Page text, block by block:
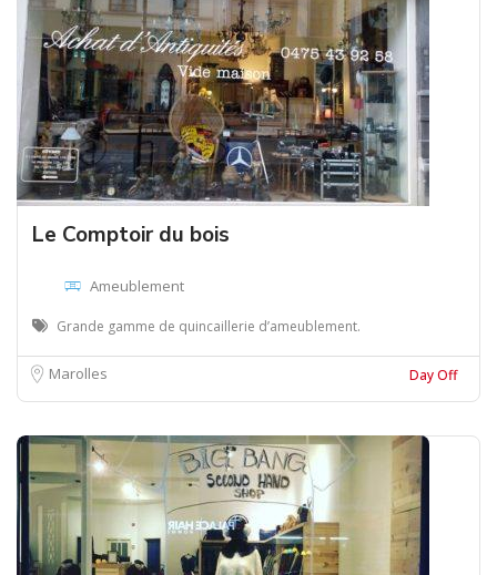
Le Comptoir du bois
Ameublement
Grande gamme de quincaillerie d’ameublement.
Marolles Day Off